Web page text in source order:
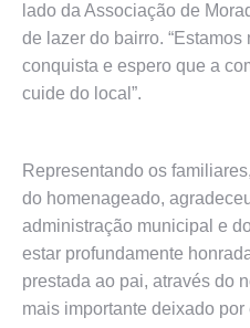
lado da Associação de
de lazer do bairro.
conquista e espero que a
cuide do local”.
Representando os
do homenageado,
administração municipal e
estar profundamente
prestada ao pai, através do
mais importante deixado